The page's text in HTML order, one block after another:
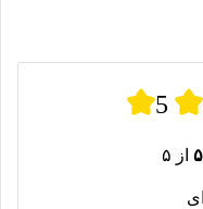
5
۵ از ۵